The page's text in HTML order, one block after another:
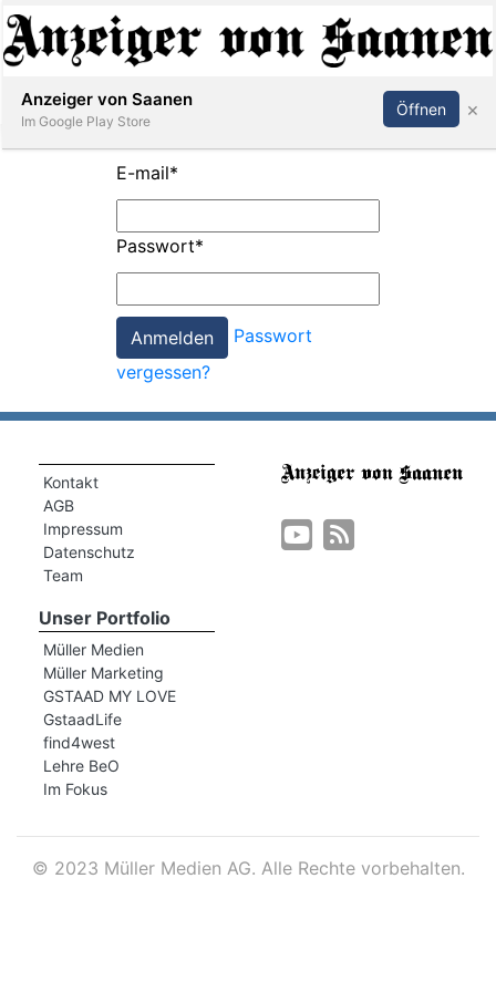
Abonnieren Anmelden
E-mail*
Passwort*
Passwort
vergessen?
Kontakt
AGB
Impressum
Datenschutz
Team
Unser Portfolio
Müller Medien
Müller Marketing
GSTAAD MY LOVE
GstaadLife
find4west
Lehre BeO
Im Fokus
© 2023 Müller Medien AG. Alle Rechte vorbehalten.
Anzeiger von Saanen
Im Google Play Store
Öffnen ×